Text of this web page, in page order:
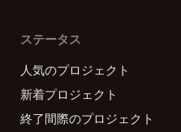
ステータス
人気のプロジェクト
新着プロジェクト
終了間際のプロジェクト